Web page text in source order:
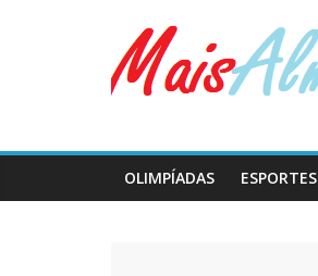
OLIMPÍADAS ESPORTES